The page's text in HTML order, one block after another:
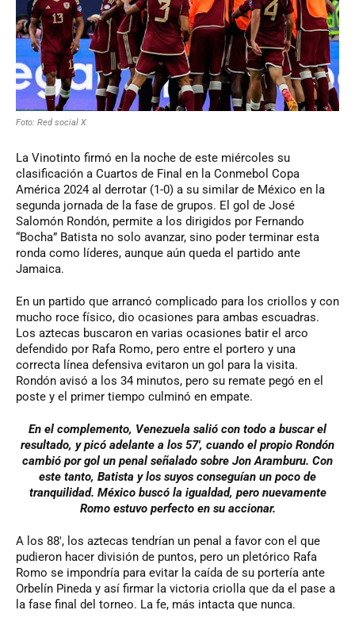
Foto: Red social X
La Vinotinto firmó en la noche de este miércoles su
clasificación a Cuartos de Final en la Conmebol Copa
América 2024 al derrotar (1-0) a su similar de México en la
segunda jornada de la fase de grupos. El gol de José
Salomón Rondón, permite a los dirigidos por Fernando
“Bocha” Batista no solo avanzar, sino poder terminar esta
ronda como líderes, aunque aún queda el partido ante
Jamaica.
En un partido que arrancó complicado para los criollos y con
mucho roce físico, dio ocasiones para ambas escuadras.
Los aztecas buscaron en varias ocasiones batir el arco
defendido por Rafa Romo, pero entre el portero y una
correcta línea defensiva evitaron un gol para la visita.
Rondón avisó a los 34 minutos, pero su remate pegó en el
poste y el primer tiempo culminó en empate.
En el complemento, Venezuela salió con todo a buscar el
resultado, y picó adelante a los 57′, cuando el propio Rondón
cambió por gol un penal señalado sobre Jon Aramburu. Con
este tanto, Batista y los suyos conseguían un poco de
tranquilidad. México buscó la igualdad, pero nuevamente
Romo estuvo perfecto en su accionar.
A los 88′, los aztecas tendrían un penal a favor con el que
pudieron hacer división de puntos, pero un pletórico Rafa
Romo se impondría para evitar la caída de su portería ante
Orbelín Pineda y así firmar la victoria criolla que da el pase a
la fase final del torneo. La fe, más intacta que nunca.